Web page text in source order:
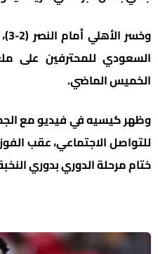
السعودي للمحترفين على
الخميس الماضي.
وظهر كيسيه في فيديو مع
ختام مرحلة الدوري بدوري